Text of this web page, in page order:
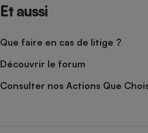
Et aussi
Que faire en cas de litige ?
Découvrir le forum
Consulter nos Actions Que